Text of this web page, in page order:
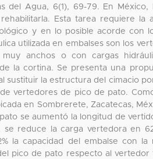
del Agua, 6(1), 69-79. En
Esta tarea requiere
y en lo posible acorde con
utilizada en embalses son los
anchos o con cargas
la cortina. Se presenta una
sustituir la estructura del cimacio
vertedores de pico de pato.
en Sombrerete, Zacatecas,
se aumentó la longitud de
se reduce la carga vertedora en
la capacidad del embalse con
pico de pato respecto al